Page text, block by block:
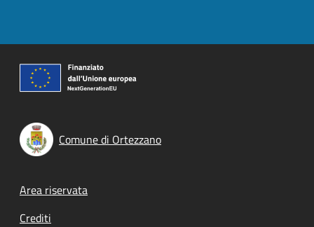
Comune di Ortezzano
Footer menu
Area riservata
Crediti